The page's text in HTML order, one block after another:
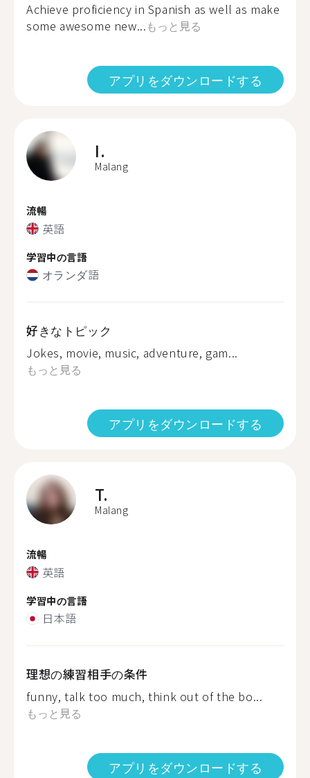
Achieve proficiency in Spanish as well as make
some awesome new...もっと見る
アプリをダウンロードする
I.
Malang
流暢
英語
学習中の言語
オランダ語
好きなトピック
Jokes, movie, music, adventure, gam...
もっと見る
アプリをダウンロードする
T.
Malang
流暢
英語
学習中の言語
日本語
理想の練習相手の条件
funny, talk too much, think out of the bo...
もっと見る
アプリをダウンロードする